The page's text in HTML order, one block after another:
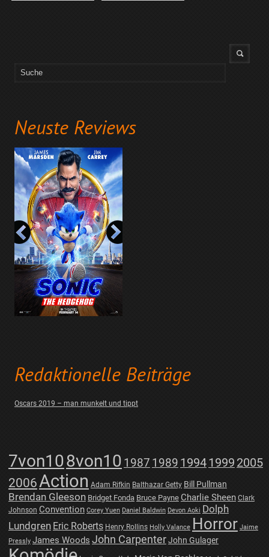
Neuste Reviews
Redaktionelle Beiträge
Oscars 2019 – man munkelt und tippt
7von108von10 1987 1989 19941999 2005
2006Action Adam Rifkin Balthazar Getty Bill Pullman
Brendan Gleeson Bridget Fonda Bruce Payne Charlie Sheen Clark
Johnson Convention Corey Yuen Daniel Baldwin Devon Aoki Dolph
Lundgren Eric Roberts Henry Rollins Holly Valance Horror Jaime
Pressly James Woods John CarpenterJohn Gulager